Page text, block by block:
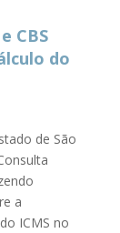
CBS
do
de São
a
ICMS no